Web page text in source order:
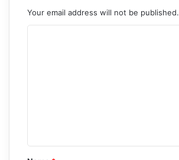
Your email address will not be published.
*